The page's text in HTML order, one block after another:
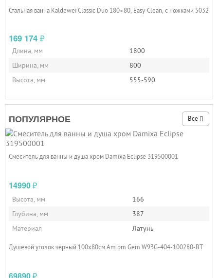
Стальная ванна Kaldewei Classic Duo 180×80, Easy‑Clean, с ножками 5032
169 174 ₽
Длина, мм
1800
Ширина, мм
800
Высота, мм
555-590
ПОПУЛЯРНОЕ Все
Смеситель для ванны и душа хром Damixa Eclipse 319500001
14990₽
Высота, мм
166
Глубина, мм
387
Материал
Латунь
Душевой уголок черный 100x80см Am.pm Gem W93G-404-100280-BT